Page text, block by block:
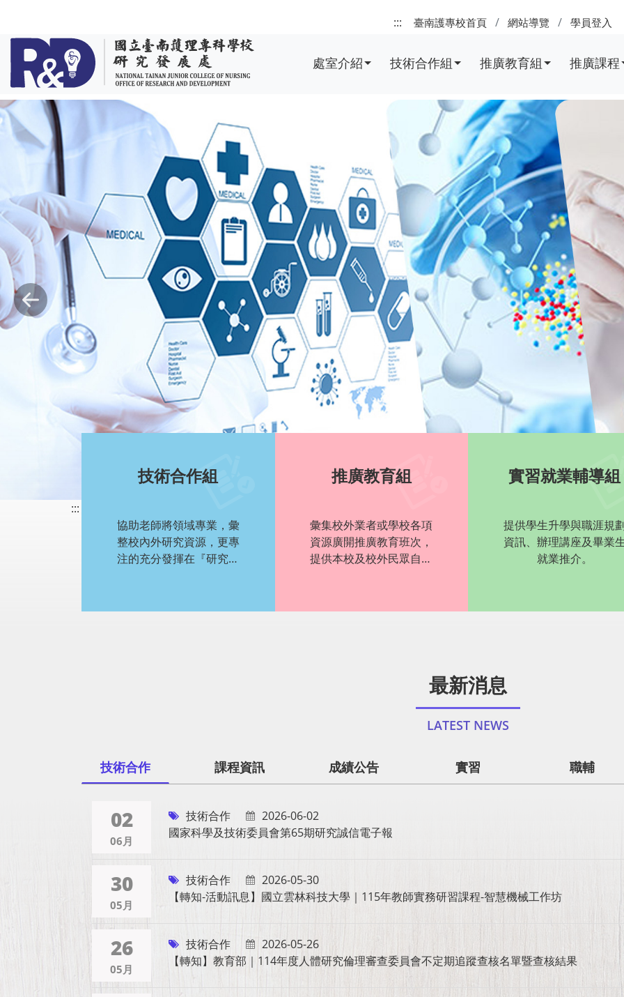
:::
臺南護專校首頁 網站導覽 學員登入
處室介紹 技術合作組 推廣教育組 推廣課程
Previous
:::
技術合作組
協助老師將領域專業，彙
整校內外研究資源，更專
注的充分發揮在『研究、
推廣教育組
彙集校外業者或學校各項
資源廣開推廣教育班次，
提供本校及校外民眾自我
實習就業輔導組
提供學生升學與職涯規
資訊、辦理講座及畢業
就業推介。
最新消息
LATEST NEWS
技術合作 課程資訊 成績公告 實習 職輔
02
06月
技術合作
2026-06-02
國家科學及技術委員會第65期研究誠信電子報
30
05月
技術合作
2026-05-30
【轉知-活動訊息】國立雲林科技大學｜115年教師實務研習課程-智慧機械工作坊
26
05月
技術合作
2026-05-26
【轉知】教育部｜114年度人體研究倫理審查委員會不定期追蹤查核名單暨查核結果